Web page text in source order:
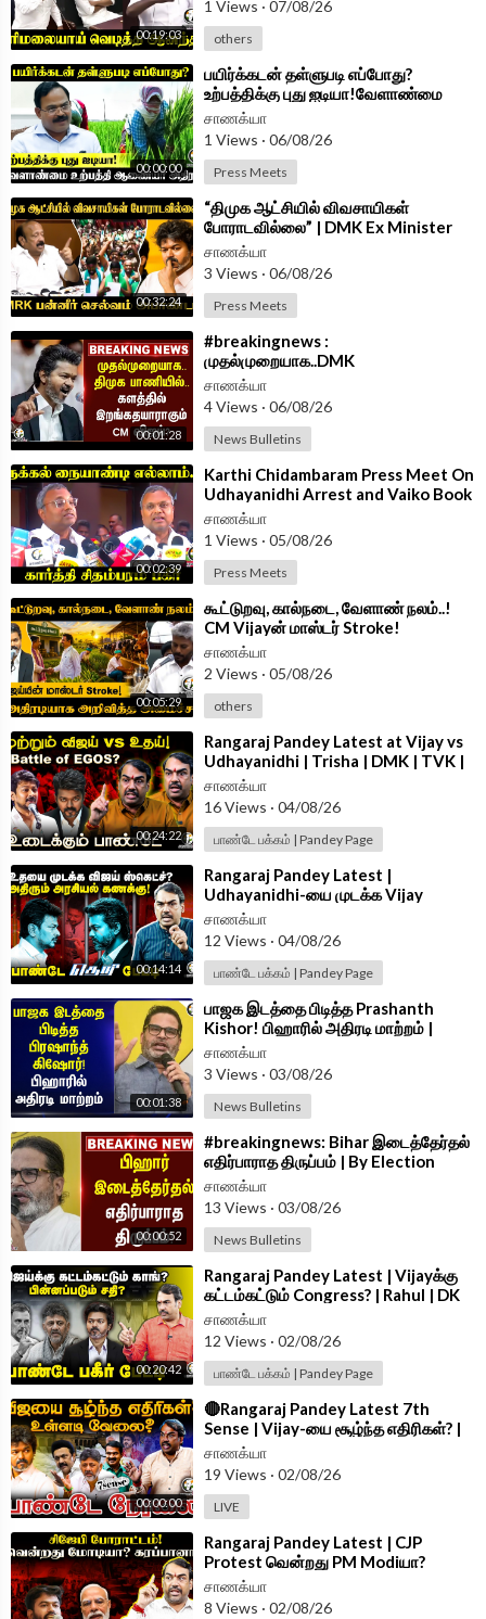
chanakyaa_tv/?hl=en
Android App -https://play.google.com/store/....apps/details?id=
com.
00:19:03
1 Views · 07/08/26
others
00:00:00
⁣பயிர்க்கடன் தள்ளுபடி எப்போது?
உற்பத்திக்கு புது ஐடியா!வேளாண்மை
உற்பத்தி ஆணையர் அதிரடி | TVK Govt
சாணக்யா
1 Views · 06/08/26
Press Meets
00:32:24
⁣“திமுக ஆட்சியில் விவசாயிகள்
போராடவில்லை” | DMK Ex Minister
MRK Panneer Selvam | Press Meet
|TVK Govt
சாணக்யா
3 Views · 06/08/26
Press Meets
00:01:28
⁣#breakingnews :
முதல்முறையாக..DMK
பாணியில்..களத்தில் இறங்க தயாராகும்
CM Vijay? | TVK Govt
சாணக்யா
4 Views · 06/08/26
News Bulletins
00:02:39
⁣Karthi Chidambaram Press Meet On
Udhayanidhi Arrest and Vaiko Book
Launch | TVK Govt | Congress
சாணக்யா
1 Views · 05/08/26
Press Meets
00:05:29
⁣கூட்டுறவு, கால்நடை, வேளாண் நலம்..!
CM Vijayன் மாஸ்டர் Stroke!
அதிரடியாக அறிவித்த அமைச்சர் | TVK
GOVT
சாணக்யா
2 Views · 05/08/26
others
00:24:22
⁣Rangaraj Pandey Latest at Vijay vs
Udhayanidhi | Trisha | DMK | TVK |
Stalin | Police | TN Govt
சாணக்யா
16 Views · 04/08/26
பாண்டே பக்கம் | Pandey Page
00:14:14
⁣Rangaraj Pandey Latest |
Udhayanidhi-யை முடக்க Vijay
Sketch? | Vijay | Trisha | DMK | TVK
| TN Govt
சாணக்யா
12 Views · 04/08/26
பாண்டே பக்கம் | Pandey Page
00:01:38
⁣பாஜக இடத்தை பிடித்த Prashanth
Kishor! பிஹாரில் அதிரடி மாற்றம் |
Bihar Election
சாணக்யா
3 Views · 03/08/26
News Bulletins
00:00:52
⁣#breakingnews: Bihar இடைத்தேர்தல்‌
எதிர்பாராத திருப்பம் | By Election
2026
சாணக்யா
13 Views · 03/08/26
News Bulletins
00:20:42
⁣Rangaraj Pandey Latest | Vijayக்கு
கட்டம்கட்டும் Congress? | Rahul | DK
Shivakumar | TVK | TN Govt
சாணக்யா
12 Views · 02/08/26
பாண்டே பக்கம் | Pandey Page
00:00:00
⁣🔴Rangaraj Pandey Latest 7th
Sense | Vijay-யை சூழ்ந்த எதிரிகள்? |
TVK | Cong | Rahul | DMK | TN Govt
சாணக்யா
19 Views · 02/08/26
LIVE
⁣Rangaraj Pandey Latest | CJP
Protest வென்றது PM Modiயா?
கரப்பானா? | NEET |Central Govt |
#AskPandey
சாணக்யா
8 Views · 02/08/26